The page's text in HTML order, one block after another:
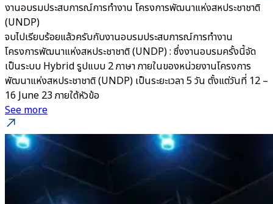
งานอบรมประสบการณ์การทำงาน โครงการพัฒนาแห่งสหประชาชาติ
(UNDP)
จบไปเรียบร้อยแล้วครับกับงานอบรมประสบการณ์การทำงาน
โครงการพัฒนาแห่งสหประชาชาติ (UNDP) : ซึ่งงานอบรมครั้งนี้จัด
เป็นระบบ Hybrid รูปแบบ 2 ภาษา ภายในของหน่วยงานโครงการ
พัฒนาแห่งสหประชาชาติ (UNDP) เป็นระยะเวลา 5 วัน ตั้งแต่วันที่ 12 –
16 June 23 ภายใต้หัวข้อ
See more